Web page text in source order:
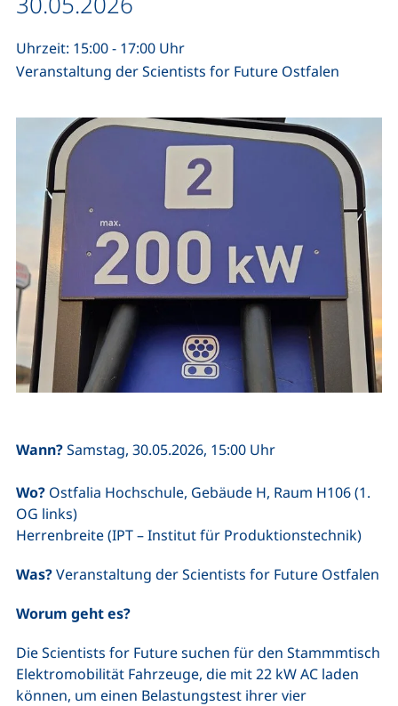
Uhrzeit: 15:00 - 17:00 Uhr
Veranstaltung der Scientists for Future Ostfalen
Wann?Samstag, 30.05.2026, 15:00 Uhr
Wo? Ostfalia Hochschule, Gebäude H, Raum H106 (1.
OG links)
Herrenbreite (IPT – Institut für Produktionstechnik)
Was?Veranstaltung der Scientists for Future Ostfalen
Worum geht es?
Die Scientists for Future suchen für den Stammmtisch
Elektromobilität Fahrzeuge, die mit 22 kW AC laden
können, um einen Belastungstest ihrer vier